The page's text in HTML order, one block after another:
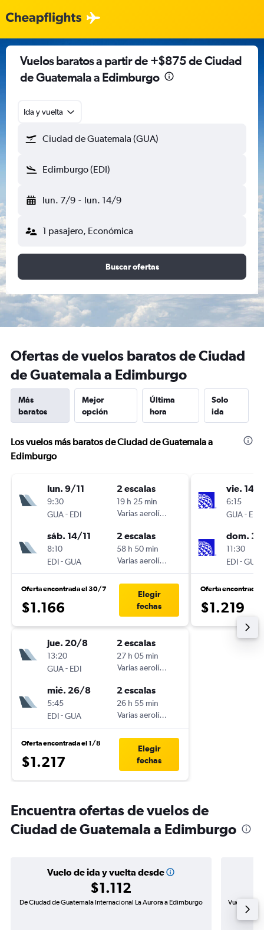
Vuelos baratos a partir de +$875 de Ciudad
de Guatemala a Edimburgo
Ida y vuelta
Ciudad de Guatemala (GUA)
Edimburgo (EDI)
lun. 7/9 - lun. 14/9
1 pasajero, Económica
Buscar ofertas
Ofertas de vuelos baratos de Ciudad
de Guatemala a Edimburgo
Más
baratos
Mejor
opción
Última
hora
Solo
ida
Los vuelos más baratos de Ciudad de Guatemala a
Edimburgo
lun. 9/11
9:30
GUA- EDI
2 escalas
19 h 25 min
Varias aerolíneas
sáb. 14/11
8:10
EDI-GUA
2 escalas
58 h 50 min
Varias aerolíneas
Oferta encontrada el 30/7
$1.166
Elegir
fechas
jue. 20/8
13:20
GUA- EDI
2 escalas
27 h 05 min
Varias aerolíneas
mié. 26/8
5:45
EDI-GUA
2 escalas
26 h 55 min
Varias aerolíneas
Oferta encontrada el 1/8
$1.217
Elegir
fechas
vie. 14/
6:15
GUA- EDI
dom.
11:30
EDI-GUA
Oferta encontrada
$1.219
Encuentra ofertas de vuelos de
Ciudad de Guatemala a Edimburgo
Vuelo de ida y vuelta desde
$1.112
De Ciudad de Guatemala Internacional La Aurora a Edimburgo Vuelo de